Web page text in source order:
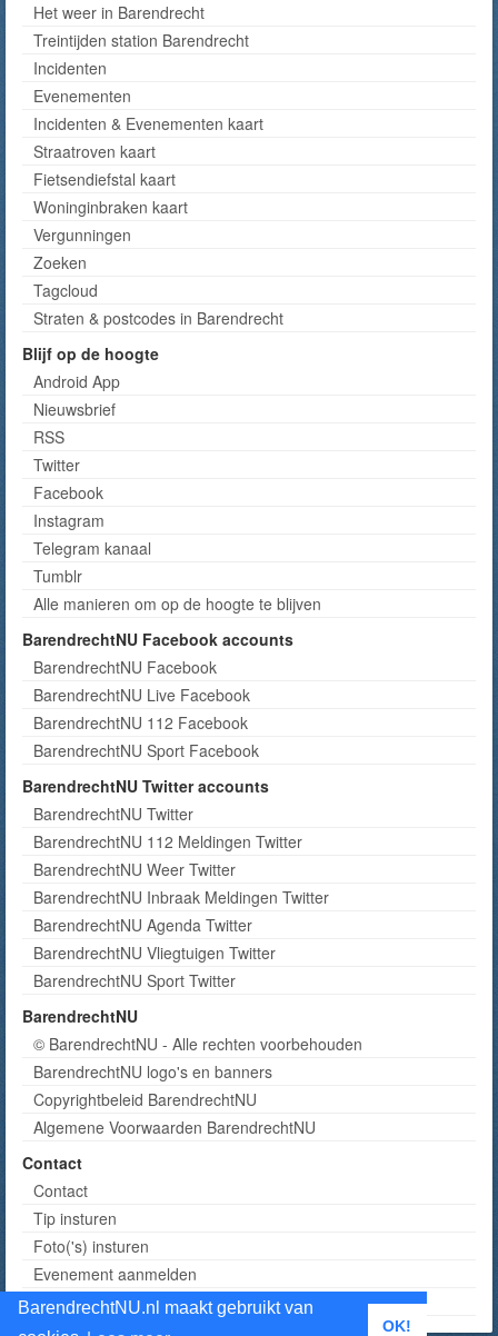
BarendrechtNU.nl maakt gebruikt van
OK!
Het weer in Barendrecht
Treintijden station Barendrecht
Incidenten
Evenementen
Incidenten & Evenementen kaart
Straatroven kaart
Fietsendiefstal kaart
Woninginbraken kaart
Vergunningen
Zoeken
Tagcloud
Straten & postcodes in Barendrecht
Blijf op de hoogte
Android App
Nieuwsbrief
RSS
Twitter
Facebook
Instagram
Telegram kanaal
Tumblr
Alle manieren om op de hoogte te blijven
BarendrechtNU Facebook accounts
BarendrechtNU Facebook
BarendrechtNU Live Facebook
BarendrechtNU 112 Facebook
BarendrechtNU Sport Facebook
BarendrechtNU Twitter accounts
BarendrechtNU Twitter
BarendrechtNU 112 Meldingen Twitter
BarendrechtNU Weer Twitter
BarendrechtNU Inbraak Meldingen Twitter
BarendrechtNU Agenda Twitter
BarendrechtNU Vliegtuigen Twitter
BarendrechtNU Sport Twitter
BarendrechtNU
© BarendrechtNU - Alle rechten voorbehouden
BarendrechtNU logo's en banners
Copyrightbeleid BarendrechtNU
Algemene Voorwaarden BarendrechtNU
Contact
Contact
Tip insturen
Foto('s) insturen
Evenement aanmelden
Informatie aanvragen adverteren